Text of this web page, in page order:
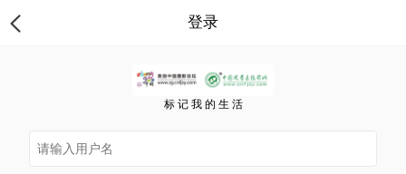
登录
标 记 我 的 生 活